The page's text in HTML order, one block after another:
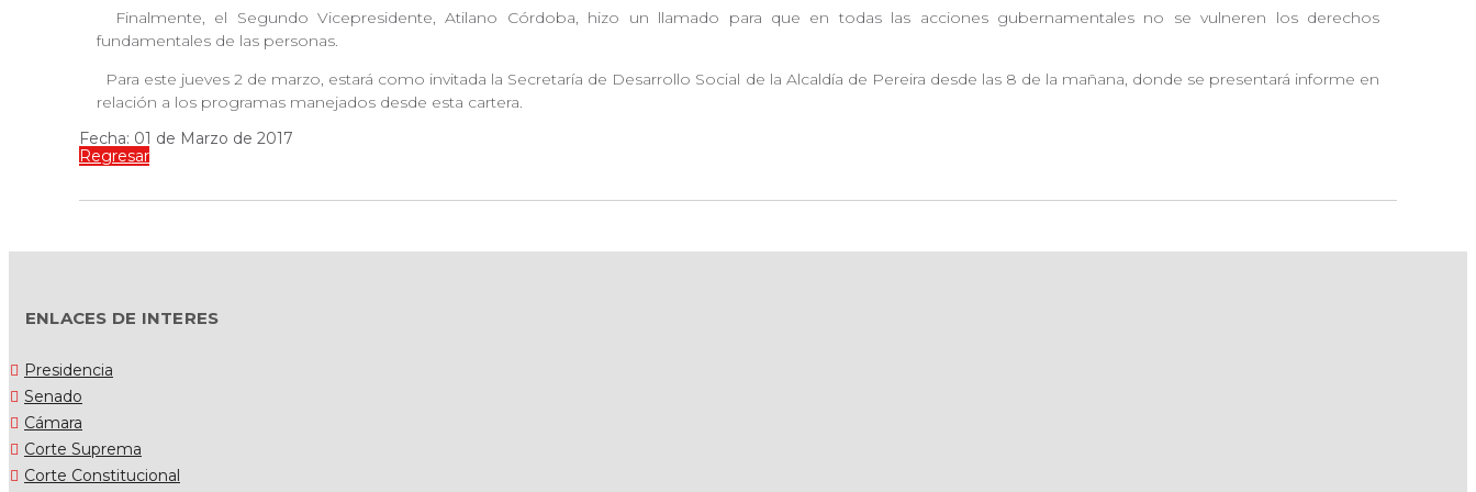
Finalmente, el Segundo Vicepresidente, Atilano Córdoba, hizo un llamado para que en todas las acciones gubernamentales no se vulneren los derechos
fundamentales de las personas.
Para este jueves 2 de marzo, estará como invitada la Secretaría de Desarrollo Social de la Alcaldía de Pereira desde las 8 de la mañana, donde se presentará informe en
relación a los programas manejados desde esta cartera.
Fecha: 01 de Marzo de 2017
Regresar
ENLACES DE INTERES
Presidencia
Senado
Cámara
Corte Suprema
Corte Constitucional